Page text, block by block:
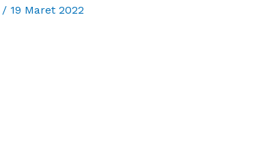
/ 19 Maret 2022